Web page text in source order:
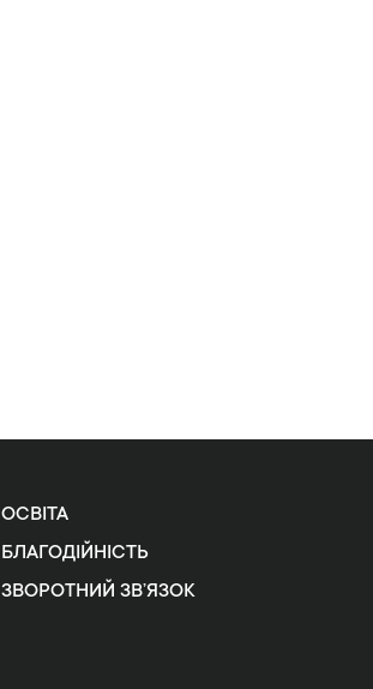
ОСВІТА
БЛАГОДІЙНІСТЬ
ЗВОРОТНИЙ ЗВ’ЯЗОК